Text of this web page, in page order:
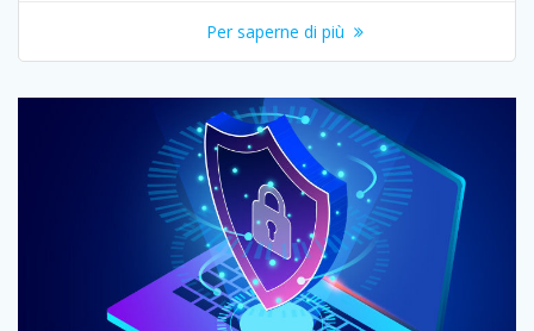
Per saperne di più